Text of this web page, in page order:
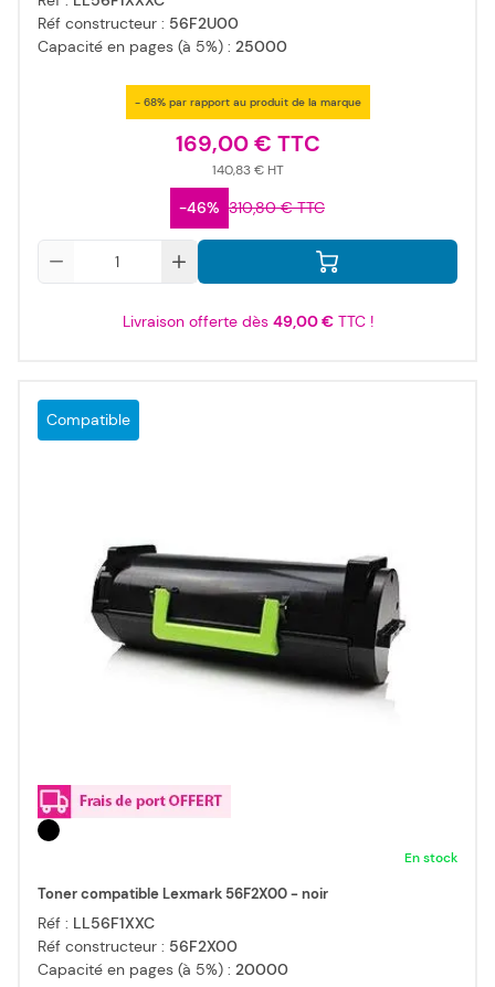
Réf constructeur : 56F2U00
Capacité en pages (à 5%) : 25000
- 68% par rapport au produit de la marque
169,00 €
140,83 €
-46% 310,80 €
Livraison offerte dès 49,00 €TTC !
Compatible
En stock
Toner compatible Lexmark 56F2X00 - noir
Réf : LL56F1XXC
Réf constructeur : 56F2X00
Capacité en pages (à 5%) : 20000